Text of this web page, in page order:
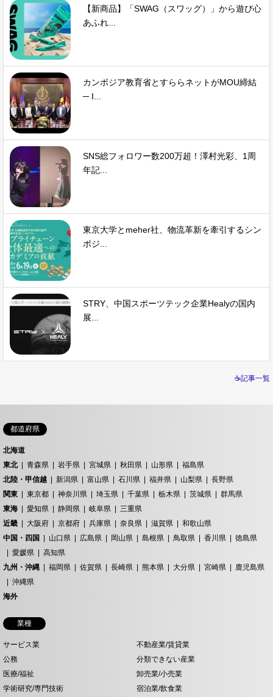
【新商品】「SWAG（スワッグ）」から遊び心
あふれ...
カンボジア教育省とすららネットがMOU締結
─ I...
SNS総フォロワー数200万超！澤村光彩、1周
年記...
東京大学とmeher社、物流革新を牽引するシン
ポジ...
STRY、中国スポーツテック企業Healyの国内
展...
☕記事一覧
都道府県
北海道
東北
青森県 岩手県 宮城県 秋田県 山形県
福島県
北陸・甲信越
新潟県 富山県 石川県 福井県 山梨県
長野県
関東
東京都 神奈川県 埼玉県 千葉県 栃木県 茨城県
群馬県
東海
愛知県 静岡県 岐阜県
三重県
近畿
大阪府 京都府 兵庫県 奈良県 滋賀県
和歌山県
中国・四国
山口県 広島県 岡山県 島根県 鳥取県 香川県
徳島県
愛媛県
高知県
九州・沖縄
福岡県 佐賀県 長崎県 熊本県 大分県 宮崎県
鹿児島県
沖縄県
海外
業種
サービス業
不動産業/賃貸業
公務
分類できない産業
医療/福祉
卸売業/小売業
学術研究/専門技術
宿泊業/飲食業